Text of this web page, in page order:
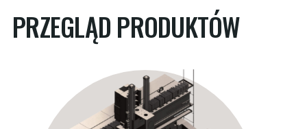
PRZEGLĄD PRODUKTÓW